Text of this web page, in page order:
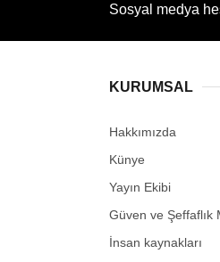
Sosyal medya
KURUMSAL
Hakkımızda
Künye
Yayın Ekibi
Güven ve Şeffaflık
İnsan kaynakları